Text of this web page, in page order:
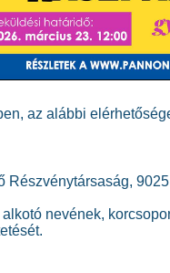
az alábbi
nevének,